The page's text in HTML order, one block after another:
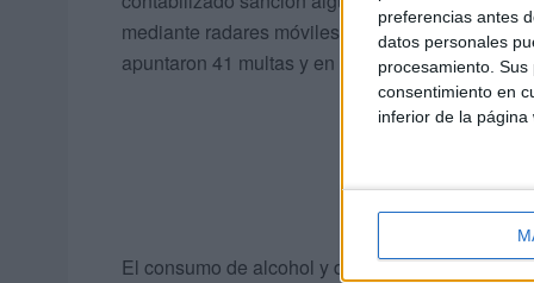
preferencias antes
datos personales
procesamiento.
consentimiento en
inferior de la página
mediante radares móviles por superar los
apuntaron 41 multas y en 2019 un total de 67.
El consumo de alcohol y drogas al volante es